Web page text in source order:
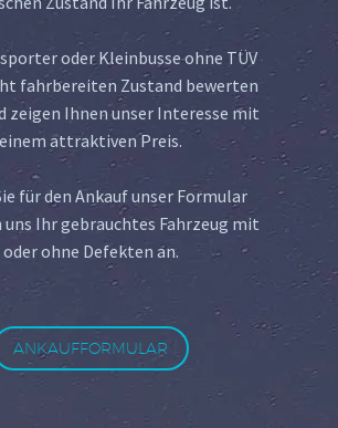
oder Kleinbusse ohne TÜV
fahrbereiten Zustand bewerten
zeigen Ihnen unser Interesse mit
einem attraktiven Preis.
für den Ankauf unser Formular
Ihr gebrauchtes Fahrzeug mit
oder ohne Defekten an.
ANKAUFFORMULAR